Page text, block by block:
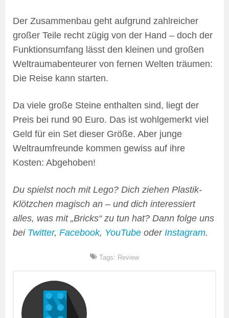
Der Zusammenbau geht aufgrund zahlreicher
großer Teile recht zügig von der Hand – doch der
Funktionsumfang lässt den kleinen und großen
Weltraumabenteurer von fernen Welten träumen:
Die Reise kann starten.
Da viele große Steine enthalten sind, liegt der
Preis bei rund 90 Euro. Das ist wohlgemerkt viel
Geld für ein Set dieser Größe. Aber junge
Weltraumfreunde kommen gewiss auf ihre
Kosten: Abgehoben!
Du spielst noch mit Lego? Dich ziehen Plastik-
Klötzchen magisch an – und dich interessiert
alles, was mit „Bricks“ zu tun hat? Dann folge uns
bei Twitter, Facebook, YouTube oder Instagram.
Tags: Review